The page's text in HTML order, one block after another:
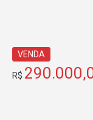
VENDA
R$